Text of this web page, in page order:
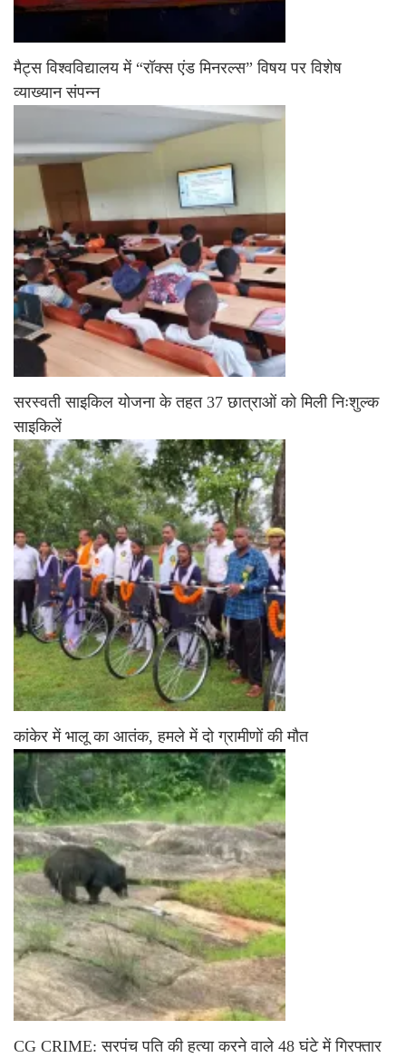
मैट्स विश्वविद्यालय में “रॉक्स एंड मिनरल्स” विषय पर विशेष
व्याख्यान संपन्न
सरस्वती साइकिल योजना के तहत 37 छात्राओं को मिली निःशुल्क
साइकिलें
कांकेर में भालू का आतंक, हमले में दो ग्रामीणों की मौत
CG CRIME: सरपंच पति की हत्या करने वाले 48 घंटे में गिरफ्तार